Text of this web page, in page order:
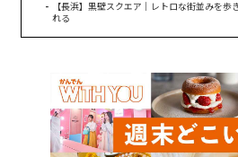
【長浜】黒壁スクエア｜レトロな街並みを
れる